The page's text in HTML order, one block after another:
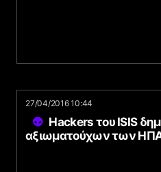
27/04/2016 10:44
Hackers του ISIS
αξιωματούχων των